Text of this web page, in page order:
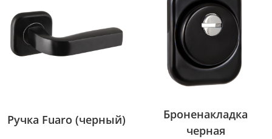
Ручка Fuaro (черный)
Броненакладка
черная